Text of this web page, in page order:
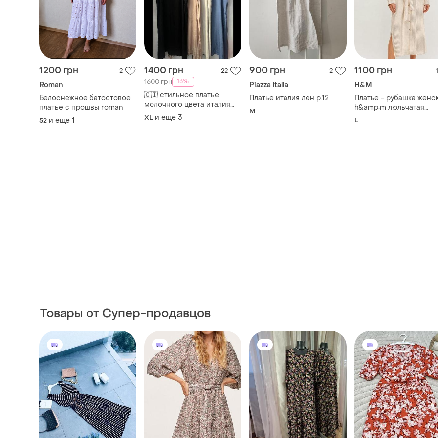
1200 грн 2
Roman
Белоснежное батостовое
платье с прошвы roman
52 и еще 1
1400 грн 22
1600 грн -13%
🇨🇮 стильное платье
молочного цвета италия
🇨🇮
XL и еще 3
900 грн 2
Piazza Italia
Платье италия лен р.12
M
1100 грн 1
H&M
Платье - рубашка
h&amp;m люльчатая
длинная миди из
L
Товары от Супер-продавцов